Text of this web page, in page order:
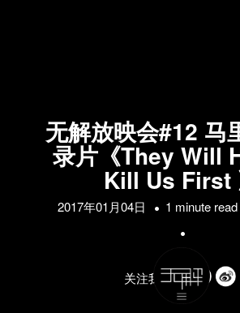
无解放映会#12 马
录片《They Will
Kill Us First
2017年01月04日 1 minute read
关注我们的: